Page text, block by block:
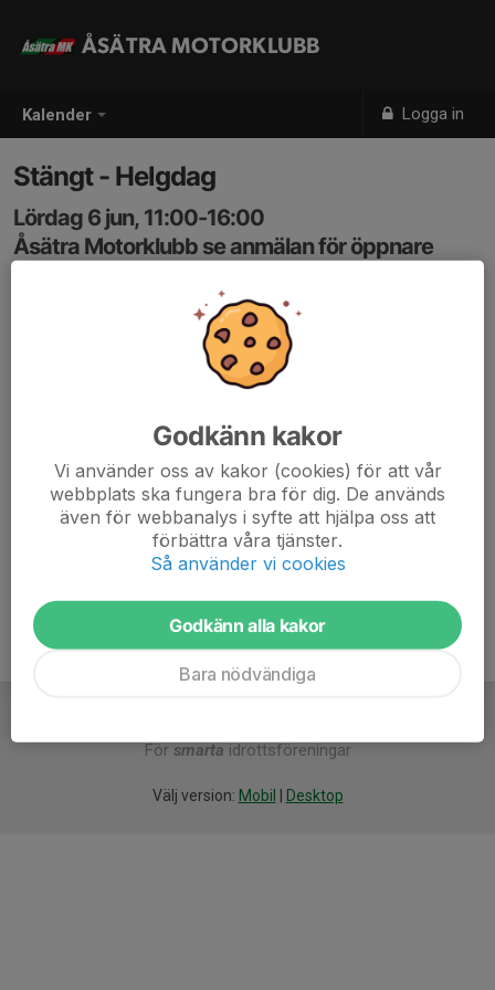
Kalender Logga in
ÅSÄTRA MOTORKLUBB
Stängt - Helgdag
Lördag 6 jun, 11:00-16:00
Åsätra Motorklubb se anmälan för öppnare
Samling: 11:00, Lungnets motorstadio
Anmälan till aktivitet görs endast av medlem som
Öppnare / Kiosk personal. Instruktioner och anmälan
www.svenskalag.se/asatramk/sida/103009/instruktion
-oppning
För smarta idrottsföreningar
Välj version: Mobil Desktop
Godkänn kakor
Vi använder oss av kakor (cookies) för att vår
webbplats ska fungera bra för dig. De används
även för webbanalys i syfte att hjälpa oss att
förbättra våra tjänster.
Så använder vi cookies
Godkänn alla kakor
Bara nödvändiga